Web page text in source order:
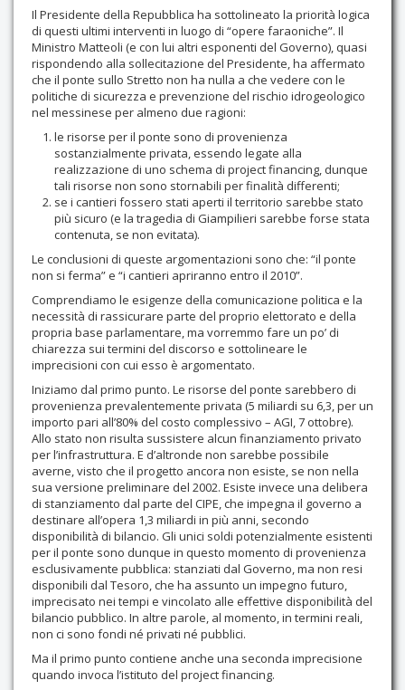
Il Presidente della Repubblica ha sottolineato la priorità logica
di questi ultimi interventi in luogo di “opere faraoniche”. Il
Ministro Matteoli (e con lui altri esponenti del Governo), quasi
rispondendo alla sollecitazione del Presidente, ha affermato
che il ponte sullo Stretto non ha nulla a che vedere con le
politiche di sicurezza e prevenzione del rischio idrogeologico
nel messinese per almeno due ragioni:
le risorse per il ponte sono di provenienza
sostanzialmente privata, essendo legate alla
realizzazione di uno schema di project financing, dunque
tali risorse non sono stornabili per finalità differenti;
se i cantieri fossero stati aperti il territorio sarebbe stato
più sicuro (e la tragedia di Giampilieri sarebbe forse stata
contenuta, se non evitata).
Le conclusioni di queste argomentazioni sono che: “il ponte
non si ferma” e “i cantieri apriranno entro il 2010”.
Comprendiamo le esigenze della comunicazione politica e la
necessità di rassicurare parte del proprio elettorato e della
propria base parlamentare, ma vorremmo fare un po’ di
chiarezza sui termini del discorso e sottolineare le
imprecisioni con cui esso è argomentato.
Iniziamo dal primo punto. Le risorse del ponte sarebbero di
provenienza prevalentemente privata (5 miliardi su 6,3, per un
importo pari all’80% del costo complessivo – AGI, 7 ottobre).
Allo stato non risulta sussistere alcun finanziamento privato
per l’infrastruttura. E d’altronde non sarebbe possibile
averne, visto che il progetto ancora non esiste, se non nella
sua versione preliminare del 2002. Esiste invece una delibera
di stanziamento dal parte del CIPE, che impegna il governo a
destinare all’opera 1,3 miliardi in più anni, secondo
disponibilità di bilancio. Gli unici soldi potenzialmente esistenti
per il ponte sono dunque in questo momento di provenienza
esclusivamente pubblica: stanziati dal Governo, ma non resi
disponibili dal Tesoro, che ha assunto un impegno futuro,
imprecisato nei tempi e vincolato alle effettive disponibilità del
bilancio pubblico. In altre parole, al momento, in termini reali,
non ci sono fondi né privati né pubblici.
Ma il primo punto contiene anche una seconda imprecisione
quando invoca l’istituto del project financing.